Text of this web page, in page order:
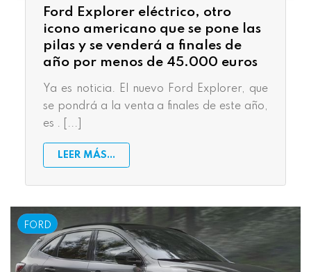
Ford Explorer eléctrico, otro
icono americano que se pone las
pilas y se venderá a finales de
año por menos de 45.000 euros
Ya es noticia. El nuevo Ford Explorer, que
se pondrá a la venta a finales de este año,
es . [...]
LEER MÁS...
FORD